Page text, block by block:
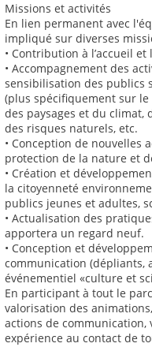
Missions et activités
En lien permanent avec
impliqué sur diverses
• Contribution à l’accueil
• Accompagnement des
sensibilisation des publics
(plus spécifiquement sur le
des paysages et du climat,
des risques naturels, etc.
• Conception de nouvelles
protection de la nature et
• Création et
la citoyenneté
publics jeunes et adultes,
• Actualisation des
apportera un regard neuf.
• Conception et
communication (dépliants,
événementiel «culture et
En participant à tout le
valorisation des
actions de
expérience au contact de